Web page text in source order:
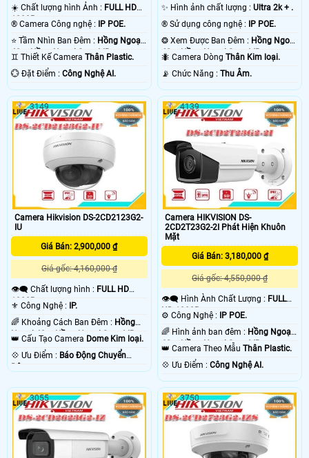
☀️ Chất lượng hình Ảnh : FULL HD
1080P .
®️ Camera Công nghệ : IP POE.
⭐ Tầm Nhìn Ban Đêm : Hồng Ngoại
40m Hồng Ngoại Smart IR.
♊ Thiết Kế Camera Thân Plastic.
️💮 Đặt Điểm : Công Nghệ AI.
✨ Hình ảnh chất lượng :Ultra 2k + .
®️ Sử dụng công nghệ : IP POE.
❂ Xem Được Ban Đêm : Hồng Ngoại
40m Hồng Ngoại Smart IR.
🐜 Camera DòngThân Kim loại.
️📡 Chức Năng :Thu Âm.
Camera Hikvision DS-2CD2123G2-
IU
Giá Bán: 2,900,000 ₫
Giá gốc: 4,160,000 ₫
👁️‍🗨 Chất lượng hình : FULL HD
1080P .
⚜️ Công Nghệ : IP.
🌈 Khoảng Cách Ban Đêm : Hồng
Ngoại 40m Hồng Ngoại Smart IR.
👑 Cấu Tạo Camera Dome Kim loại.
️💠 Ưu Điểm : Báo Động Chuyển
Động.
3149
Camera HIKVISION DS-
2CD2T23G2-2I Phát Hiện Khuôn
Mặt
Giá Bán: 3,180,000 ₫
Giá gốc: 4,550,000 ₫
👁️‍🗨 Hình Ành Chất Lượng : FULL
HD 1080P .
⚙ Công Nghệ : IP POE.
🌈 Hình ảnh ban đêm : Hồng Ngoại
60m Hồng Ngoại Smart IR.
👑 Camera Theo MẫuThân Plastic.
️💠 Ưu Điểm :Công Nghệ AI.
4139
3055 3750